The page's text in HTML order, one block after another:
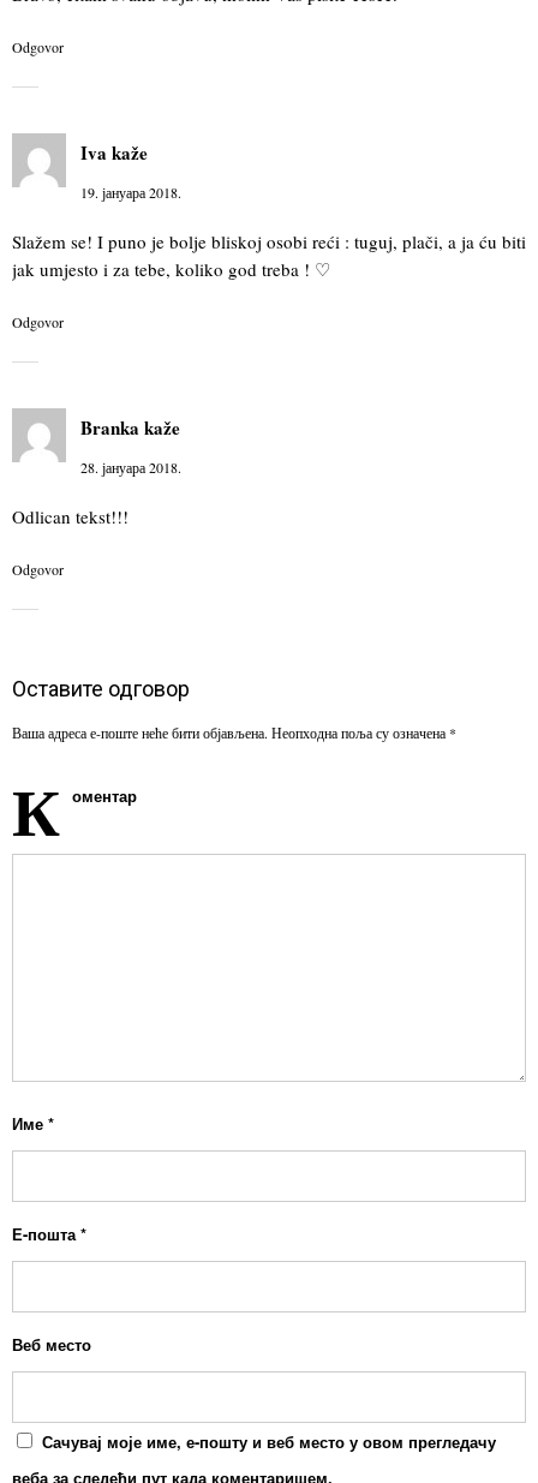
Odgovor
Iva kaže
19. јануара 2018.
Slažem se! I puno je bolje bliskoj osobi reći : tuguj, plači, a ja ću biti
jak umjesto i za tebe, koliko god treba ! ♡
Odgovor
Branka kaže
28. јануара 2018.
Odlican tekst!!!
Odgovor
Оставите одговор
Ваша адреса е-поште неће бити објављена. Неопходна поља су означена *
К оментар
Име *
Е-пошта*
Веб место
Сачувај моје име, е-пошту и веб место у овом прегледачу
веба за следећи пут када коментаришем.